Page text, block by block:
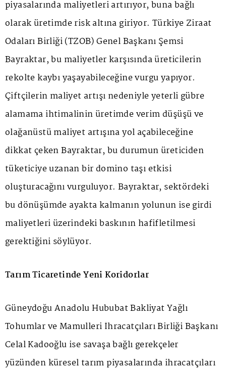
piyasalarında maliyetleri artırıyor, buna bağlı
olarak üretimde risk altına giriyor. Türkiye Ziraat
Odaları Birliği (TZOB) Genel Başkanı Şemsi
Bayraktar, bu maliyetler karşısında üreticilerin
rekolte kaybı yaşayabileceğine vurgu yapıyor.
Çiftçilerin maliyet artışı nedeniyle yeterli gübre
alamama ihtimalinin üretimde verim düşüşü ve
olağanüstü maliyet artışına yol açabileceğine
dikkat çeken Bayraktar, bu durumun üreticiden
tüketiciye uzanan bir domino taşı etkisi
oluşturacağını vurguluyor. Bayraktar, sektördeki
bu dönüşümde ayakta kalmanın yolunun ise girdi
maliyetleri üzerindeki baskının hafifletilmesi
gerektiğini söylüyor.
Tarım Ticaretinde Yeni Koridorlar
Güneydoğu Anadolu Hububat Bakliyat Yağlı
Tohumlar ve Mamulleri İhracatçıları Birliği Başkanı
Celal Kadooğlu ise savaşa bağlı gerekçeler
yüzünden küresel tarım piyasalarında ihracatçıları